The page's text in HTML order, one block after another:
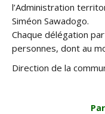
l’Administration
Siméon Sawadogo.
Chaque délégation
personnes, dont au
Direction de la